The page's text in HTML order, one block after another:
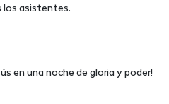
los asistentes.
en una noche de gloria y poder!